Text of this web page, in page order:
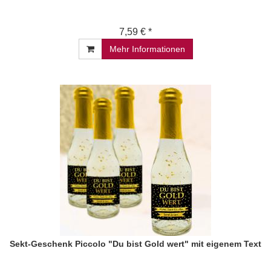
7,59 € *
Mehr Informationen
Sekt-Geschenk Piccolo "Du bist Gold wert" mit eigenem Text